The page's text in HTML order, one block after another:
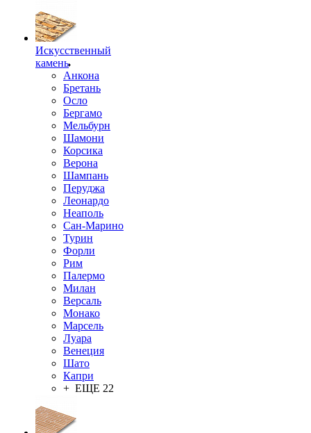
Искусственный
камень
Анкона
Бретань
Осло
Бергамо
Мельбурн
Шамони
Корсика
Верона
Шампань
Перуджа
Леонардо
Неаполь
Сан-Марино
Турин
Форли
Рим
Палермо
Милан
Версаль
Монако
Марсель
Луара
Венеция
Шато
Капри
+ ЕЩЕ 22